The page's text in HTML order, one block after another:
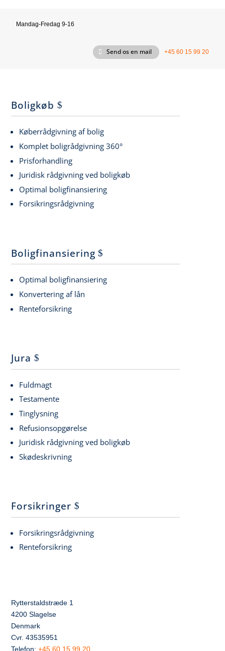
Mandag-Fredag 9-16
Send os en mail +45 60 15 99 20
Boligkøb
Køberrådgivning af bolig
Komplet boligrådgivning 360°
Prisforhandling
Juridisk rådgivning ved boligkøb
Optimal boligfinansiering
Forsikringsrådgivning
Boligfinansiering
Optimal boligfinansiering
Konvertering af lån
Renteforsikring
Jura
Fuldmagt
Testamente
Tinglysning
Refusionsopgørelse
Juridisk rådgivning ved boligkøb
Skødeskrivning
Forsikringer
Forsikringsrådgivning
Renteforsikring
Rytterstaldstræde 1
4200 Slagelse
Denmark
Cvr. 43535951
Telefon:+45 60 15 99 20